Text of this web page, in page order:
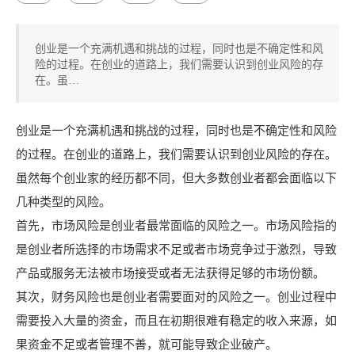
创业是一个充满机遇和挑战的过程，同时也是不确定性和风
险的过程。在创业的道路上，我们需要认识到创业风险的存
在。虽…
创业是一个充满机遇和挑战的过程，同时也是不确定性和风险
的过程。在创业的道路上，我们需要认识到创业风险的存在。
虽然每个创业家的经历都不同，但大多数创业者都会面临以下
几种类型的风险。
首先，市场风险是创业者最常面临的风险之一。市场风险指的
是创业者所选择的市场需求不足或者市场竞争过于激烈，导致
产品或服务无法被市场接受或者无法获得足够的市场份额。
其次，财务风险也是创业者需要面对的风险之一。创业过程中
需要投入大量的资金，而且在初期很难有稳定的收入来源，如
果资金不足或者管理不善，就可能导致企业破产。